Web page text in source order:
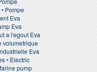
Pompe
Eva
Eva
a l'egout Eva
volumetrique
Eva
• Electric
pump